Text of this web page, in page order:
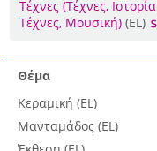
Τέχνες (Τέχνες,
Τέχνες, Μουσική) (EL)
Θέμα
Κεραμική (EL)
Μανταμάδος (EL)